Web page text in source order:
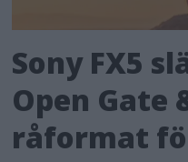
Sony FX5
Open Gate
råformat